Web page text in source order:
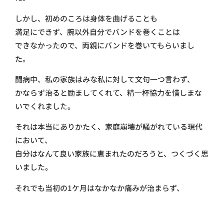
しかし、初めのころは身体を曲げることも
満足にできず、腕以外自分でバンドを巻くことは
できなかったので、両親にバンドを巻いてもらいまし
た。
闘病中、私の家族はみな私に対して文句一つ言わず、
かならず治ると励ましてくれて、精一杯協力を惜しまな
いでくれました。
それは本当にありかたく、家庭崩壊が騒がれている現代
において、
自分はなんて良い家族に恵まれたのだろうと、つくづく思
いました。
それでも当初の1ケ月はなかなか痛みが治まらず、